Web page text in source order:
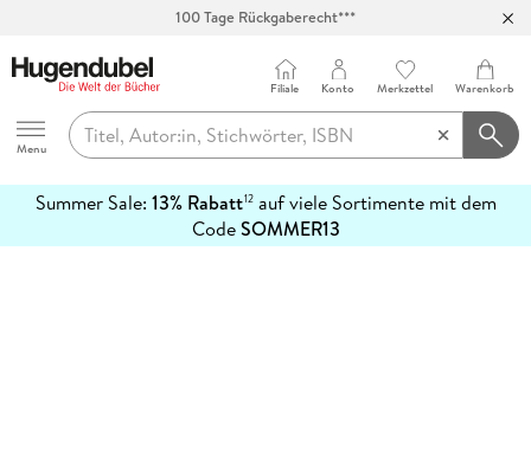
100 Tage Rückgaberecht***
Hugendubel
Menu
Filiale Konto Merkzettel Warenkorb
Summer Sale: 13% Rabatt12auf viele Sortimente mit dem
CodeSOMMER13
erfahren